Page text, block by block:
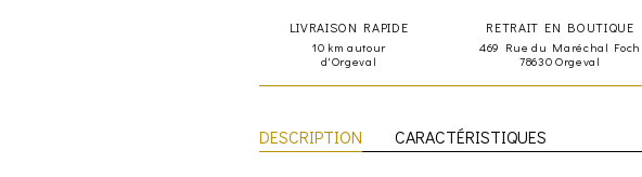
LIVRAISON RAPIDE
10 km autour
d'Orgeval
RETRAIT EN BOUTIQUE
469 Rue du Maréchal Foch
78630 Orgeval
DESCRIPTION CARACTÉRISTIQUES